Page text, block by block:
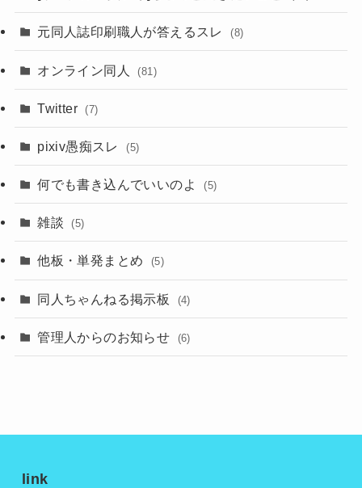
元同人誌印刷職人が答えるスレ (8)
オンライン同人 (81)
Twitter (7)
pixiv愚痴スレ (5)
何でも書き込んでいいのよ (5)
雑談 (5)
他板・単発まとめ (5)
同人ちゃんねる掲示板 (4)
管理人からのお知らせ (6)
link